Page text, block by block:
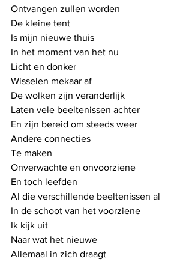
Ontvangen zullen worden
De kleine tent
Is mijn nieuwe thuis
In het moment van het nu
Licht en donker
Wisselen mekaar af
De wolken zijn veranderlijk
Laten vele beeltenissen achter
En zijn bereid om steeds weer
Andere connecties
Te maken
Onverwachte en onvoorziene
En toch leefden
Al die verschillende beeltenissen al
In de schoot van het voorziene
Ik kijk uit
Naar wat het nieuwe
Allemaal in zich draagt